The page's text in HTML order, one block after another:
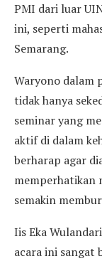
PMI dari luar
ini, seperti
Semarang.
Waryono dalam
tidak hanya
seminar yang
aktif di dalam
berharap agar
memperhatikan
semakin
Iis Eka
acara ini sangat